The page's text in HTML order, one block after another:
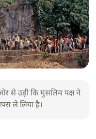
से उड़ी कि मुसलिम पक्ष ने
ले लिया है।